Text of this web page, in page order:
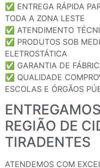
✅ ENTREGA RÁPIDA
TODA A ZONA LESTE
✅ ATENDIMENTO
✅ PRODUTOS SOB
ELETROSTÁTICA
✅ GARANTIA DE
✅ QUALIDADE
ESCOLAS E ÓRGÃOS
REGIÃO DE
TIRADENTES
ATENDEMOS COM